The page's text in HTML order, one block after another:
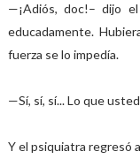
—¡Adiós, doc!– dijo
educadamente.
fuerza se lo impedía.
—Sí, sí, sí... Lo que
Y el psiquiatra regresó